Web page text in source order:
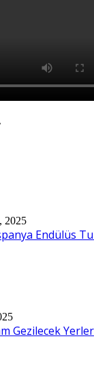
2025
Endülüs
Gezilecek Yerler